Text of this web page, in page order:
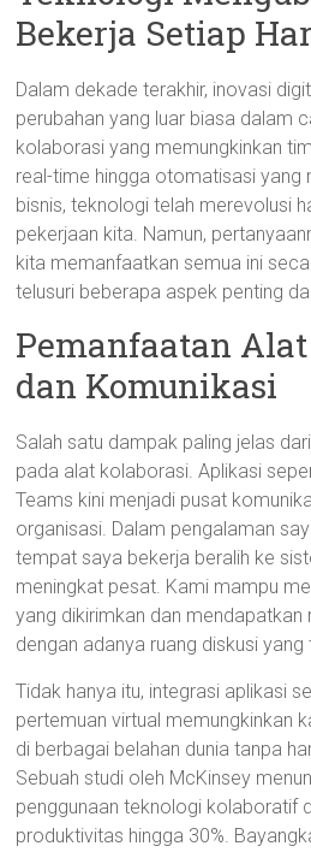
Bekerja Setiap
Dalam dekade terakhir, inovasi
perubahan yang luar biasa dalam
kolaborasi yang memungkinkan
real-time hingga otomatisasi
bisnis, teknologi telah merevolusi
pekerjaan kita. Namun,
kita memanfaatkan semua ini
telusuri beberapa aspek penting
Pemanfaatan
dan Komunikasi
Salah satu dampak paling jelas
pada alat kolaborasi. Aplikasi
Teams kini menjadi pusat
organisasi. Dalam pengalaman
tempat saya bekerja beralih ke
meningkat pesat. Kami mampu
yang dikirimkan dan
dengan adanya ruang diskusi yang
Tidak hanya itu, integrasi aplikasi
pertemuan virtual memungkinkan
di berbagai belahan dunia tanpa
Sebuah studi oleh McKinsey
penggunaan teknologi kolaboratif
produktivitas hingga 30%.